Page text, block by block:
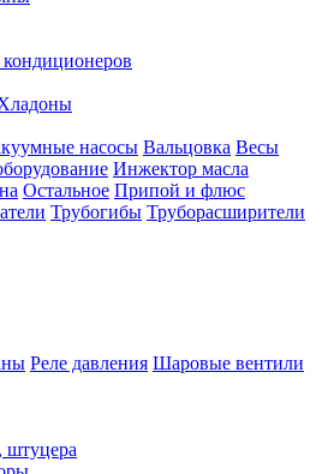
насосы Вальцовка Весы
Инжектор масла
Остальное Припой и флюс
Трубогибы Труборасширители
Реле давления Шаровые вентили
штуцера